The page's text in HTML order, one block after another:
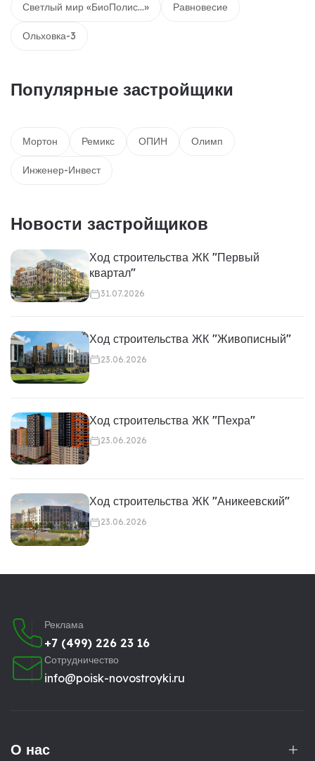
Светлый мир «БиоПолис...» Равновесие
Ольховка-3
Популярные застройщики
Мортон Ремикс ОПИН Олимп
Инженер-Инвест
Новости застройщиков
Ход строительства ЖК "Первый
квартал"
31.07.2026
Ход строительства ЖК "Живописный"
23.06.2026
Ход строительства ЖК "Пехра"
23.06.2026
Ход строительства ЖК "Аникеевский"
23.06.2026
Реклама
+7 (499) 226 23 16
Сотрудничество
info@poisk-novostroyki.ru
О нас